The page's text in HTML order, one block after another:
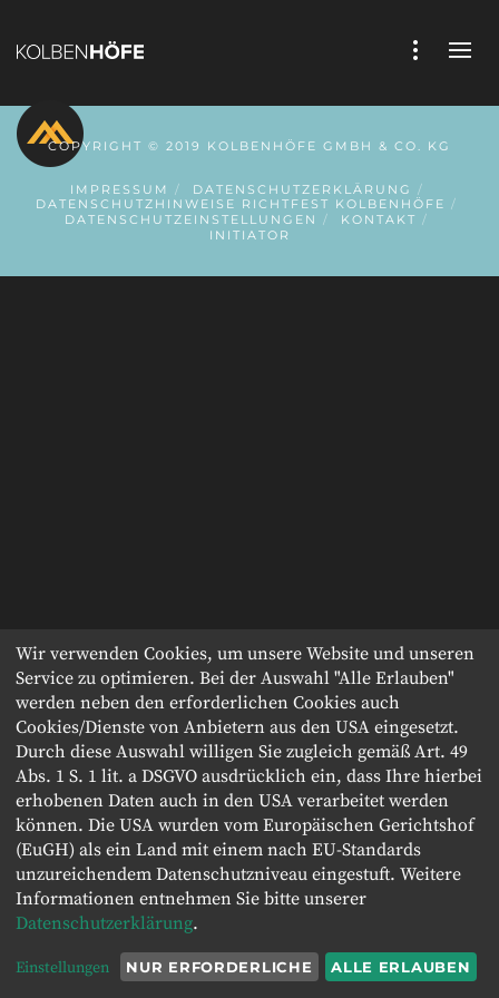
COPYRIGHT © 2019 KOLBENHÖFE GMBH & CO. KG
IMPRESSUM
DATENSCHUTZERKLÄRUNG
DATENSCHUTZHINWEISE RICHTFEST KOLBENHÖFE
DATENSCHUTZEINSTELLUNGEN
KONTAKT
INITIATOR
Wir verwenden Cookies, um unsere Website und unseren
Service zu optimieren. Bei der Auswahl "Alle Erlauben"
werden neben den erforderlichen Cookies auch
Cookies/Dienste von Anbietern aus den USA eingesetzt.
Durch diese Auswahl willigen Sie zugleich gemäß Art. 49
Abs. 1 S. 1 lit. a DSGVO ausdrücklich ein, dass Ihre hierbei
erhobenen Daten auch in den USA verarbeitet werden
können. Die USA wurden vom Europäischen Gerichtshof
(EuGH) als ein Land mit einem nach EU-Standards
unzureichendem Datenschutzniveau eingestuft. Weitere
Informationen entnehmen Sie bitte unserer
Datenschutzerklärung.
Einstellungen NUR ERFORDERLICHE ALLE ERLAUBEN